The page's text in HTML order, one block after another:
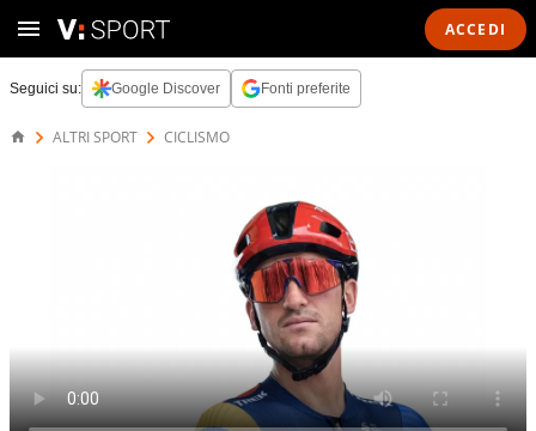
ACCEDI
Seguici su: Google Discover Fonti preferite
ALTRI SPORT CICLISMO